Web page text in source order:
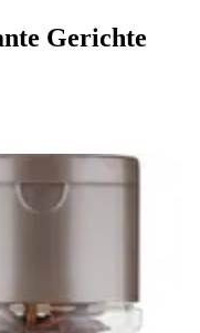
Gerichte